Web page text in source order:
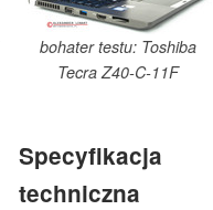
bohater testu: Toshiba
Tecra Z40-C-11F
Specyfikacja
techniczna